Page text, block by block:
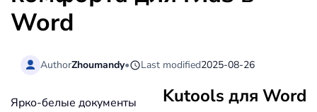
Word
AuthorZhoumandy• Last modified2025-08-26
Kutools для Word
Ярко-белые документы